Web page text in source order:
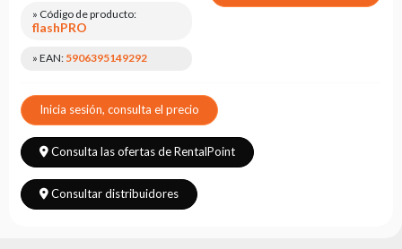
Frecuentes
serie
» Código de producto:
flashPRO
» EAN: 5906395149292
Inicia sesión, consulta el precio
Consulta las ofertas de RentalPoint
Consultar distribuidores